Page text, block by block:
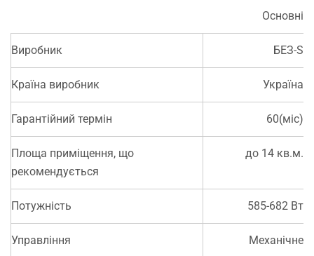
Основні
Виробник БЕЗ-S
Країна виробник Україна
Гарантійний термін 60(міс)
Площа приміщення, що
рекомендується
до 14 кв.м.
Потужність 585-682 Вт
Управління Механічне